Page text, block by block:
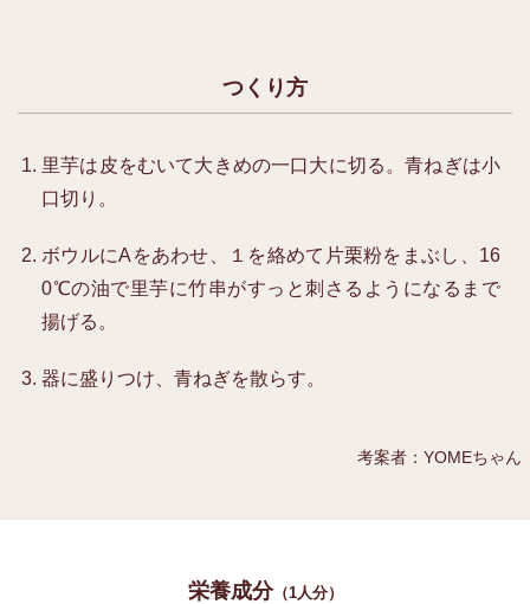
つくり方
里芋は皮をむいて大きめの一口大に切る。青ねぎは小
口切り。
ボウルにAをあわせ、１を絡めて片栗粉をまぶし、16
0℃の油で里芋に竹串がすっと刺さるようになるまで
揚げる。
器に盛りつけ、青ねぎを散らす。
考案者：YOMEちゃん
栄養成分（1人分）